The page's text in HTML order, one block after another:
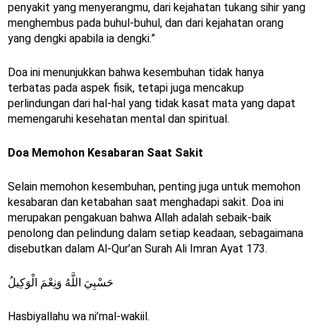
penyakit yang menyerangmu, dari kejahatan tukang sihir yang
menghembus pada buhul-buhul, dan dari kejahatan orang
yang dengki apabila ia dengki.”
Doa ini menunjukkan bahwa kesembuhan tidak hanya
terbatas pada aspek fisik, tetapi juga mencakup
perlindungan dari hal-hal yang tidak kasat mata yang dapat
memengaruhi kesehatan mental dan spiritual.
Doa Memohon Kesabaran Saat Sakit
Selain memohon kesembuhan, penting juga untuk memohon
kesabaran dan ketabahan saat menghadapi sakit. Doa ini
merupakan pengakuan bahwa Allah adalah sebaik-baik
penolong dan pelindung dalam setiap keadaan, sebagaimana
disebutkan dalam Al-Qur’an Surah Ali Imran Ayat 173.
حَسْبِيَ اللَّهُ وَنِعْمَ الْوَكِيلُ
Hasbiyallahu wa ni’mal-wakiil.